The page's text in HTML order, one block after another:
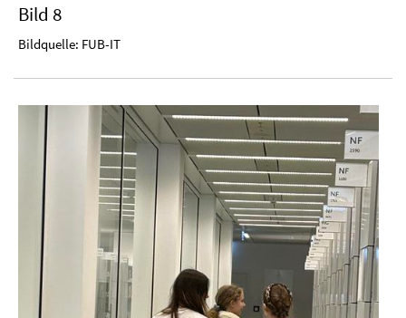
Bild 8
Bildquelle: FUB-IT